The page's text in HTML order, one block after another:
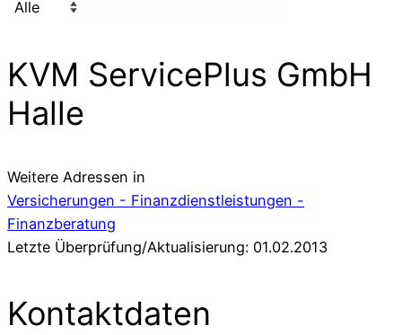
KVM ServicePlus GmbH
Halle
Weitere Adressen in
Versicherungen - Finanzdienstleistungen -
Finanzberatung
Letzte Überprüfung/Aktualisierung: 01.02.2013
Kontaktdaten